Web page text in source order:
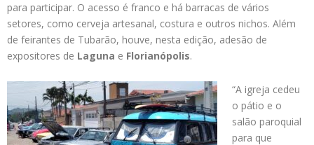
para participar. O acesso é franco e há barracas de vários
setores, como cerveja artesanal, costura e outros nichos. Além
de feirantes de Tubarão, houve, nesta edição, adesão de
expositores de Laguna e Florianópolis.
“A igreja cedeu
o pátio e o
salão paroquial
para que